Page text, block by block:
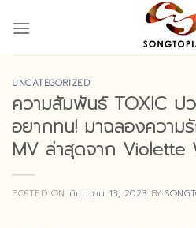
UNCATEGORIZED
ความสัมพันธ์ TOXIC ป
อยากทน! มาฉลองความ
MV ล่าสุดจาก Violette
POSTED ON มิถุนายน 13, 2023 BY